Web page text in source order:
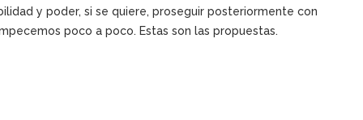
y poder, si se quiere, proseguir posteriormente con
poco a poco. Estas son las propuestas.